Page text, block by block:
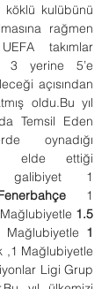
köklü kulübünü
rağmen
takımlar
3 yerine 5’e
açısından
oldu.Bu yıl
Temsil Eden
oynadığı
elde ettiği
1
1
1.5
1
Ligi Grup